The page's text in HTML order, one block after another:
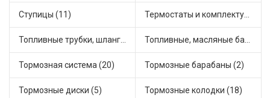
Ступицы (11) Термостаты и комплектующие системы охлаждения (55)
Топливные трубки, шланги, магистрали и рампы (3) Топливные, масляные баки (1)
Тормозная система (20) Тормозные барабаны (2)
Тормозные диски (5) Тормозные колодки (18)